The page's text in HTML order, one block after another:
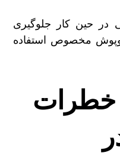
در حین کار جلوگیری
مخصوص استفاده